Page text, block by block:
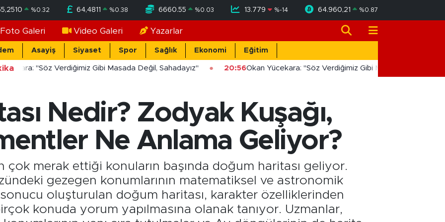
%0.32 64,4811 %0.38 6660.55 %0.03 13.779 %-14 64.960,21 %0.87
Foto Galeri Video Galeri Yazarlar
Asayiş Siyaset Spor Sağlık Ekonomi Eğitim
"Söz Verdiğimiz Gibi Masada Değil, Sahadayız" 20:56Okan Yücekara: "Söz Verdiğimiz Gibi Masada Değil,
Nedir? Zodyak Kuşağı,
Ne Anlama Geliyor?
merak ettiği konuların başında doğum haritası geliyor.
gezegen konumlarının matematiksel ve astronomik
sonucu oluşturulan doğum haritası, karakter özelliklerinden
konuda yorum yapılmasına olanak tanıyor. Uzmanlar,